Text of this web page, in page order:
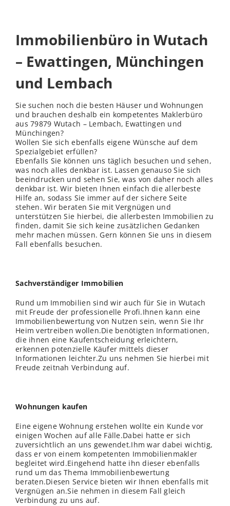
Immobilienbüro in Wutach
– Ewattingen, Münchingen
und Lembach
Sie suchen noch die besten Häuser und Wohnungen
und brauchen deshalb ein kompetentes Maklerbüro
aus 79879 Wutach – Lembach, Ewattingen und
Münchingen?
Wollen Sie sich ebenfalls eigene Wünsche auf dem
Spezialgebiet erfüllen?
Ebenfalls Sie können uns täglich besuchen und sehen,
was noch alles denkbar ist. Lassen genauso Sie sich
beeindrucken und sehen Sie, was von daher noch alles
denkbar ist. Wir bieten Ihnen einfach die allerbeste
Hilfe an, sodass Sie immer auf der sichere Seite
stehen. Wir beraten Sie mit Vergnügen und
unterstützen Sie hierbei, die allerbesten Immobilien zu
finden, damit Sie sich keine zusätzlichen Gedanken
mehr machen müssen. Gern können Sie uns in diesem
Fall ebenfalls besuchen.
Sachverständiger Immobilien
Rund um Immobilien sind wir auch für Sie in Wutach
mit Freude der professionelle Profi.Ihnen kann eine
Immobilienbewertung von Nutzen sein, wenn Sie Ihr
Heim vertreiben wollen.Die benötigten Informationen,
die ihnen eine Kaufentscheidung erleichtern,
erkennen potenzielle Käufer mittels dieser
Informationen leichter.Zu uns nehmen Sie hierbei mit
Freude zeitnah Verbindung auf.
Wohnungen kaufen
Eine eigene Wohnung erstehen wollte ein Kunde vor
einigen Wochen auf alle Fälle.Dabei hatte er sich
zuversichtlich an uns gewendet.Ihm war dabei wichtig,
dass er von einem kompetenten Immobilienmakler
begleitet wird.Eingehend hatte ihn dieser ebenfalls
rund um das Thema Immobilienbewertung
beraten.Diesen Service bieten wir Ihnen ebenfalls mit
Vergnügen an.Sie nehmen in diesem Fall gleich
Verbindung zu uns auf.